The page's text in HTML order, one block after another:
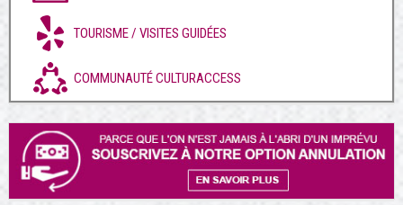
TOURISME / VISITES GUIDÉES
COMMUNAUTÉ CULTURACCESS